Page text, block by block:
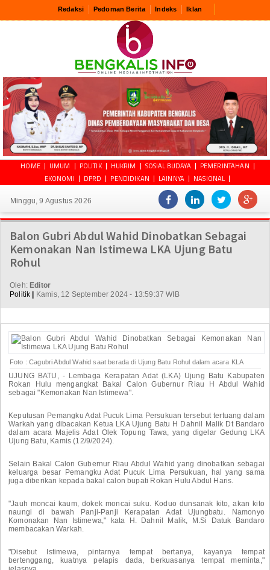
Redaksi Pedoman Berita Indeks Iklan
HOME UMUM POLITIK HUKRIM SOSIAL BUDAYA
PEMERINTAHAN
EKONOMI
DPRD PENDIDIKAN LAINNYA NASIONAL
Minggu, 9 Agustus 2026
Balon Gubri Abdul Wahid Dinobatkan Sebagai
Kemonakan Nan Istimewa LKA Ujung Batu
Rohul
Oleh: Editor
Politik
Kamis, 12 September 2024 - 13:59:37 WIB
Foto : Cagubri Abdul Wahid saat berada di Ujung Batu Rohul dalam acara KLA
UJUNG BATU, - Lembaga Kerapatan Adat (LKA) Ujung Batu Kabupaten
Rokan Hulu mengangkat Bakal Calon Gubernur Riau H Abdul Wahid
sebagai "Kemonakan Nan Istimewa".
Keputusan Pemangku Adat Pucuk Lima Persukuan tersebut tertuang dalam
Warkah yang dibacakan Ketua LKA Ujung Batu H Dahnil Malik Dt Bandaro
dalam acara Majelis Adat Olek Topung Tawa, yang digelar Gedung LKA
Ujung Batu, Kamis (12/9/2024).
Selain Bakal Calon Gubernur Riau Abdul Wahid yang dinobatkan sebagai
keluarga besar Pemangku Adat Pucuk Lima Persukuan, hal yang sama
juga diberikan kepada bakal calon bupati Rokan Hulu Abdul Haris.
"Jauh moncai kaum, dokek moncai suku. Koduo dunsanak kito, akan kito
naungi di bawah Panji-Panji Kerapatan Adat Ujungbatu. Namonyo
Komonakan Nan Istimewa," kata H. Dahnil Malik, M.Si Datuk Bandaro
membacakan Warkah.
"Disebut Istimewa, pintarnya tempat bertanya, kayanya tempat
bertenggang, kuatnya pelapis dada, berkuasanya tempat meminta,"